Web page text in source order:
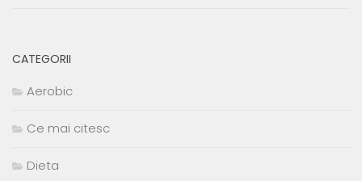
CATEGORII
Aerobic
Ce mai citesc
Dieta